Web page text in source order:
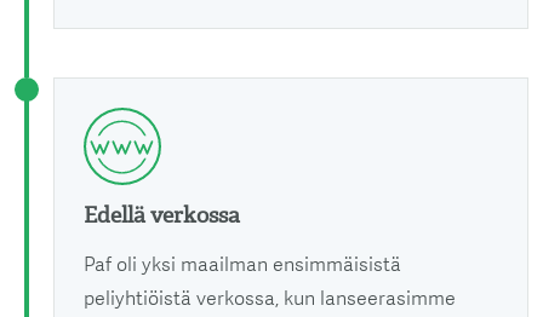
Edellä verkossa
Paf oli yksi maailman ensimmäisistä
peliyhtiöistä verkossa, kun lanseerasimme